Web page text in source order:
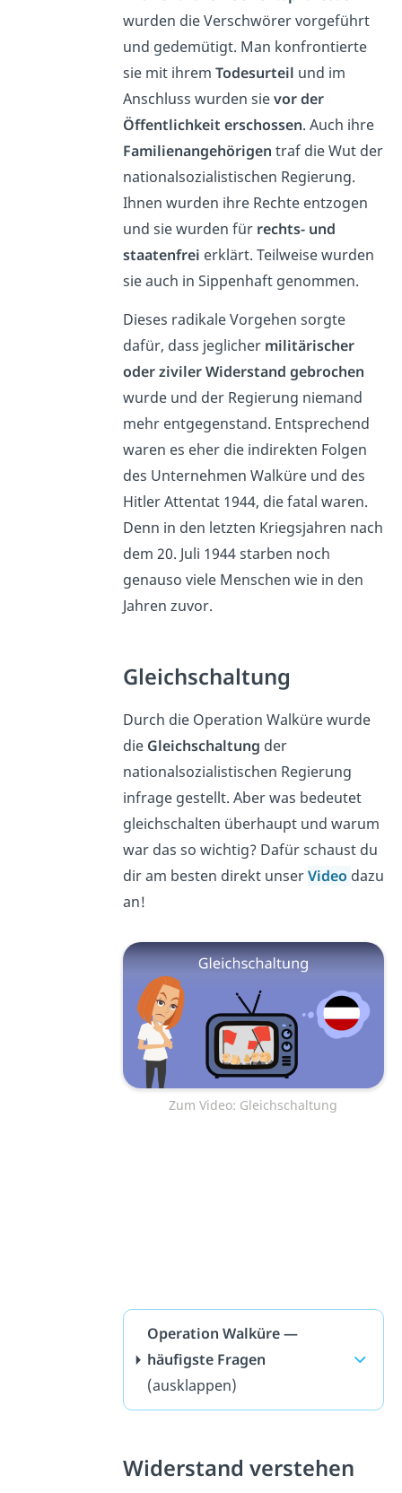
wurden die Verschwörer vorgeführt
und gedemütigt. Man konfrontierte
sie mit ihrem Todesurteil und im
Anschluss wurden sievor der
Öffentlichkeit erschossen. Auch ihre
Familienangehörigen traf die Wut der
nationalsozialistischen Regierung.
Ihnen wurden ihre Rechte entzogen
und sie wurden für rechts- und
staatenfrei erklärt. Teilweise wurden
sie auch in Sippenhaft genommen.
Dieses radikale Vorgehen sorgte
dafür, dass jeglicher militärischer
oder ziviler Widerstand gebrochen
wurde und der Regierung niemand
mehr entgegenstand. Entsprechend
waren es eher die indirekten Folgen
des Unternehmen Walküre und des
Hitler Attentat 1944, die fatal waren.
Denn in den letzten Kriegsjahren nach
dem 20. Juli 1944 starben noch
genauso viele Menschen wie in den
Jahren zuvor.
Gleichschaltung
Durch die Operation Walküre wurde
die Gleichschaltung der
nationalsozialistischen Regierung
infrage gestellt. Aber was bedeutet
gleichschalten überhaupt und warum
war das so wichtig? Dafür schaust du
dir am besten direkt unserVideo dazu
an!
Zum Video: Gleichschaltung
Operation Walküre —
häufigste Fragen
(ausklappen)
Widerstand verstehen